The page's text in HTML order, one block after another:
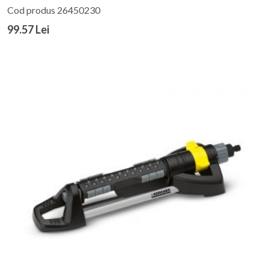
Cod produs 26450230
99.57 Lei